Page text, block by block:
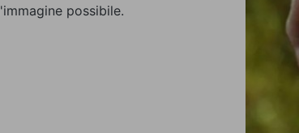
possibile.